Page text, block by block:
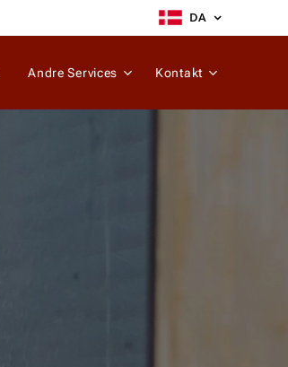
DA
Andre Services Kontakt